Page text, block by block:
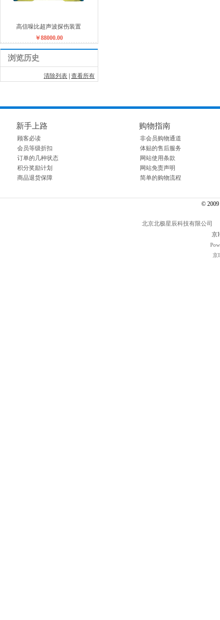
高信噪比超声波探伤装置
￥88000.00
浏览历史
清除列表 查看所有
新手上路
顾客必读
会员等级折扣
订单的几种状态
积分奖励计划
商品退货保障
购物指南
非会员购物通道
体贴的售后服务
网站使用条款
网站免责声明
简单的购物流程
© 2009
北京北极星辰科技有限公司
京
京